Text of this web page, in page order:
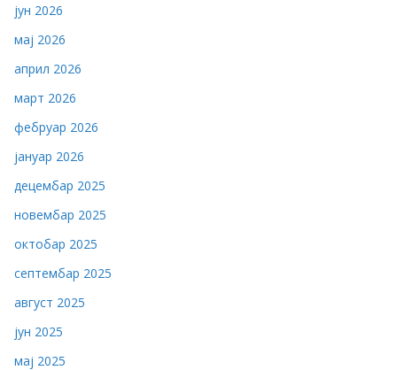
јун 2026
мај 2026
април 2026
март 2026
фебруар 2026
јануар 2026
децембар 2025
новембар 2025
октобар 2025
септембар 2025
август 2025
јун 2025
мај 2025